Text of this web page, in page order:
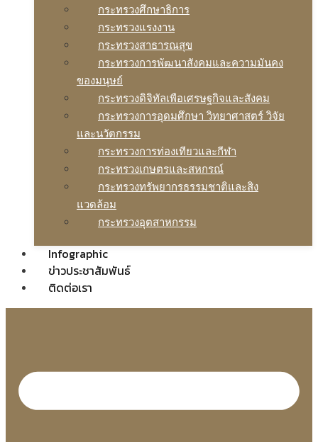
กระทรวงศึกษาธิการ
กระทรวงแรงงาน
กระทรวงสาธารณสุข
กระทรวงการพัฒนาสังคมและความมันคง
ของมนุษย์
กระทรวงดิจิทัลเพือเศรษฐกิจและสังคม
กระทรวงการอุดมศึกษา วิทยาศาสตร์ วิจัย
และนวัตกรรม
กระทรวงการท่องเทียวและกีฬา
กระทรวงเกษตรและสหกรณ์
กระทรวงทรัพยากรธรรมชาติและสิง
แวดล้อม
กระทรวงอุตสาหกรรม
Infographic
ข่าวประชาสัมพันธ์
ติดต่อเรา